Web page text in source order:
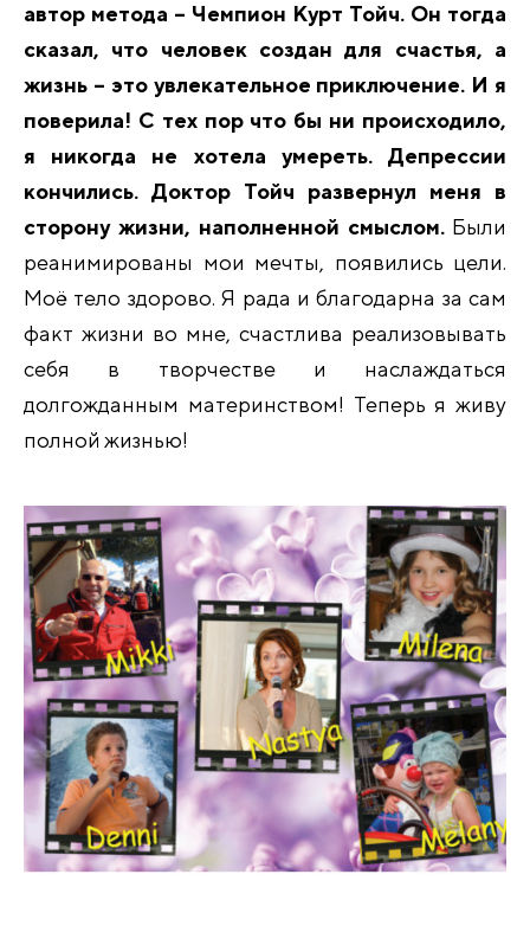
автор метода – Чемпион Курт Тойч. Он тогда
сказал, что человек создан для счастья, а
жизнь – это увлекательное приключение. И я
поверила! С тех пор что бы ни происходило,
я никогда не хотела умереть. Депрессии
кончились. Доктор Тойч развернул меня в
сторону жизни, наполненной смыслом. Были
реанимированы мои мечты, появились цели.
Моё тело здорово. Я рада и благодарна за сам
факт жизни во мне, счастлива реализовывать
себя в творчестве и наслаждаться
долгожданным материнством! Теперь я живу
полной жизнью!